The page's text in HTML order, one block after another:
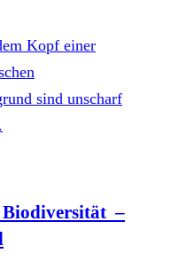
Biodiversität –